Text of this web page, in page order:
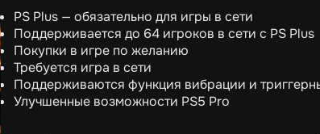
PS Plus — обязательно для игры в сети
Поддерживается до 64 игроков в сети с PS Plus
Покупки в игре по желанию
Требуется игра в сети
Поддерживаются функция вибрации и
Улучшенные возможности PS5 Pro